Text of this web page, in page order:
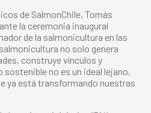
de SalmonChile, Tomás
la ceremonia inaugural
de la salmonicultura en las
no solo genera
construye vínculos y
sostenible no es un ideal lejano,
ya está transformando nuestras